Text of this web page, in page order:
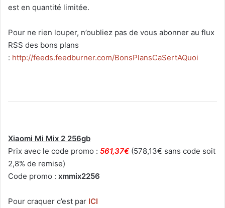
est en quantité limitée.
Pour ne rien louper, n’oubliez pas de vous abonner au flux
RSS des bons plans
: http://feeds.feedburner.com/BonsPlansCaSertAQuoi
Xiaomi Mi Mix 2 256gb
Prix avec le code promo : 561,37€ (578,13€ sans code soit
2,8% de remise)
Code promo : xmmix2256
Pour craquer c’est par ICI